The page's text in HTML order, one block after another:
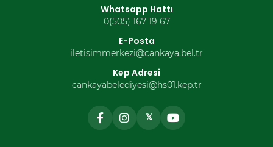
Whatsapp Hattı
0(505) 167 19 67
E-Posta
iletisimmerkezi@cankaya.bel.tr
Kep Adresi
cankayabelediyesi@hs01.kep.tr
𝕏